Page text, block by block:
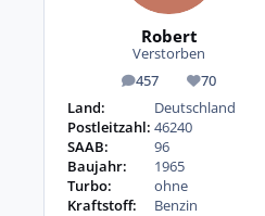
Robert
Verstorben
457
Beiträge 70
Reputation
Land:
Deutschland
Postleitzahl: 46240
SAAB:
96
Baujahr:
1965
Turbo:
ohne
Kraftstoff:
Benzin